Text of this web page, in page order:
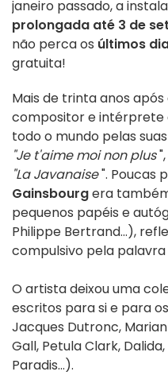
janeiro passado, a
prolongada até 3 de
não perca os últimos
gratuita!
Mais de trinta anos
compositor e intérprete
todo o mundo pelas
"Je t'aime moi non plus",
"La Javanaise". Poucas
Gainsbourgera
pequenos papéis e
Philippe Bertrand...),
compulsivo pela
O artista deixou uma
escritos para si e para
Jacques Dutronc,
Gall, Petula Clark,
Paradis...).